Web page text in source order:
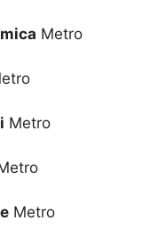
Metro
Metro
Metro